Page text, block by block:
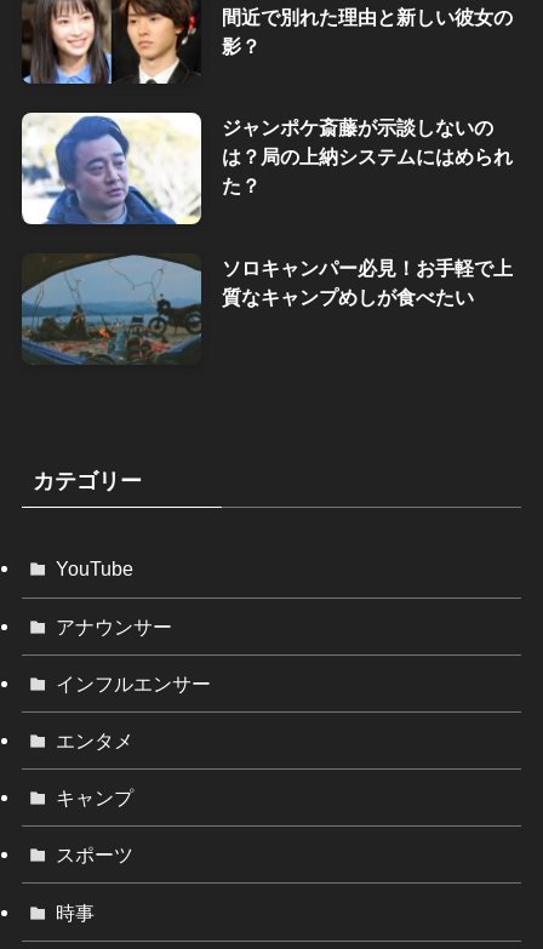
間近で別れた理由と新しい彼女の
影？
ジャンポケ斎藤が示談しないの
は？局の上納システムにはめられ
た？
ソロキャンパー必見！お手軽で上
質なキャンプめしが食べたい
カテゴリー
YouTube
アナウンサー
インフルエンサー
エンタメ
キャンプ
スポーツ
時事